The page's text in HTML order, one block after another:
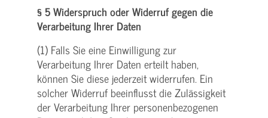
§ 5 Widerspruch oder Widerruf gegen die
Verarbeitung Ihrer Daten
(1) Falls Sie eine Einwilligung zur
Verarbeitung Ihrer Daten erteilt haben,
können Sie diese jederzeit widerrufen. Ein
solcher Widerruf beeinflusst die Zulässigkeit
der Verarbeitung Ihrer personenbezogenen